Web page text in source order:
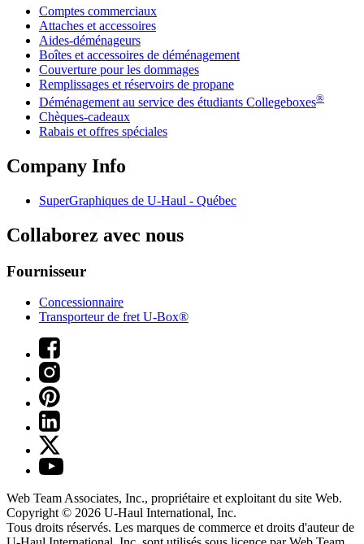
Comptes commerciaux
Attaches et accessoires
Aides-déménageurs
Boîtes et accessoires de déménagement
Couverture pour les dommages
Remplissages et réservoirs de propane
Déménagement au service des étudiants Collegeboxes®
Chèques-cadeaux
Rabais et offres spéciales
Company Info
SuperGraphiques de U-Haul - Québec
Collaborez avec nous
Fournisseur
Concessionnaire
Transporteur de fret U-Box®
Web Team Associates, Inc., propriétaire et exploitant du site Web.
Copyright © 2026 U-Haul International, Inc.
Tous droits réservés. Les marques de commerce et droits d'auteur de